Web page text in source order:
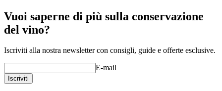
Vuoi saperne di più sulla conservazione
del vino?
Iscriviti alla nostra newsletter con consigli, guide e offerte esclusive.
E-mail
Iscriviti